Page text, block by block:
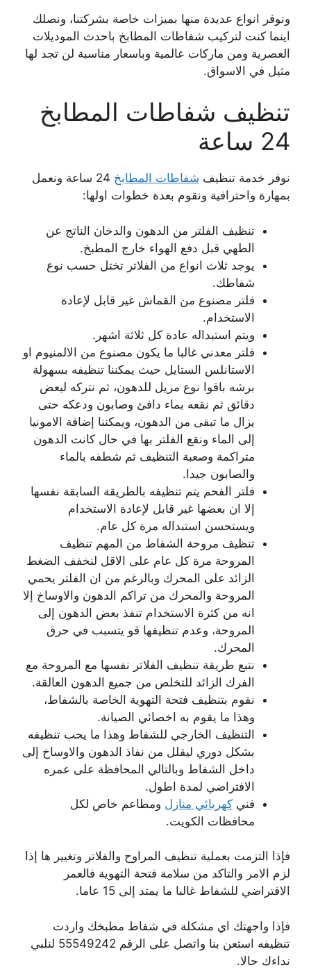
ونوفر انواع عديدة منها بميزات خاصة بشركتنا، ونصلك
اينما كنت لتركيب شفاطات المطابخ باحدث الموديلات
العصرية ومن ماركات عالمية وباسعار مناسبة لن تجد لها
مثيل في الاسواق.
تنظيف شفاطات المطابخ
24 ساعة
نوفر خدمة تنظيف شفاطات المطابخ
24 ساعة ونعمل
بمهارة واحترافية ونقوم بعدة خطوات اولها:
تنظيف الفلتر من الدهون والدخان الناتج عن
الطهي قبل دفع الهواء خارج المطبخ.
يوجد ثلاث انواع من الفلاتر تختل حسب نوع
شفاطك.
فلتر مصنوع من القماش غير قابل لإعادة
الاستخدام.
ويتم استبداله عادة كل ثلاثة اشهر.
فلتر معدني غالبا ما يكون مصنوع من الالمنيوم او
الاستانلس الستايل حيث يمكننا تنظيفه بسهولة
برشه باقوا نوع مزيل للدهون، ثم نتركه لبعض
دقائق ثم نقعه بماء دافئ وصابون ودعكه حتى
يزال ما تبقى من الدهون، ويمكننا إضافة الامونيا
إلى الماء ونقع الفلتر بها في حال كانت الدهون
متراكمة وصعبة التنظيف ثم شطفه بالماء
والصابون جيدا.
فلتر الفحم يتم تنظيفه بالطريقة السابقة نفسها
إلا ان بعضها غير قابل لإعادة الاستخدام
ويستحسن استبداله مرة كل عام.
تنظيف مروحة الشفاط من المهم تنظيف
المروحة مرة كل عام على الاقل لنخفف الضغط
الزائد على المحرك وبالرغم من ان الفلتر يحمي
المروحة والمحرك من تراكم الدهون والاوساخ إلا
انه من كثرة الاستخدام تنفذ بعض الدهون إلى
المروحة، وعدم تنظيفها قو يتسبب في حرق
المحرك.
نتبع طريقة تنظيف الفلاتر نفسها مع المروحة مع
الفرك الزائد للتخلص من جميع الدهون العالقة.
نقوم بتنظيف فتحة التهوية الخاصة بالشفاط،
وهذا ما يقوم به اخصائي الصيانة.
التنظيف الخارجي للشفاط وهذا ما يحب تنظيفه
بشكل دوري ليقلل من نفاذ الدهون والاوساخ إلى
داخل الشفاط وبالتالي المحافظة على عمره
الافتراضي لمدة اطول.
فني كهربائي منازل ومطاعم خاص لكل
محافظات الكويت.
فإذا التزمت بعملية تنظيف المراوح والفلاتر وتغيير ها إذا
لزم الامر والتاكد من سلامة فتحة التهوية فالعمر
الافتراضي للشفاط غالبا ما يمتد إلى 15 عاما.
فإذا واجهتك اي مشكلة في شفاط مطبخك واردت
تنظيفه استعن بنا واتصل على الرقم 55549242 لنلبي
نداءك حالا.